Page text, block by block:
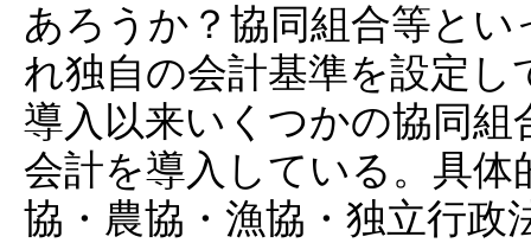
あろうか？協同組合等と
れ独自の会計基準を設定
導入以来いくつかの協同
会計を導入している。具
協・農協・漁協・独立行政